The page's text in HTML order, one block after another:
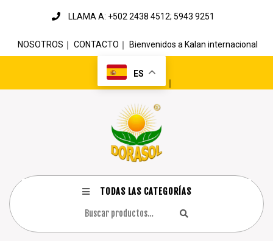
LLAMA A: +502 2438 4512; 5943 9251
NOSOTROS ｜ CONTACTO ｜ Bienvenidos a Kalan internacional
ES
｜
TODAS LAS CATEGORÍAS